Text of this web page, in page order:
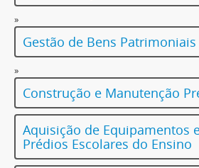
»
Gestão de Bens Patrimoniais
»
Construção e Manutenção
Aquisição de Equipamentos
Prédios Escolares do Ensino